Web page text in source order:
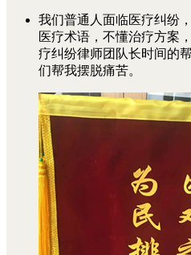
我们普通人面临医疗纠纷
医疗术语，不懂治疗方案
疗纠纷律师团队长时间的
们帮我摆脱痛苦。